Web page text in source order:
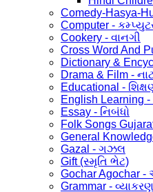
Comedy-Hasya-
Computer -
Cookery - વાનગી
Cross Word And
Dictionary &
Drama & Film -
Educational -
English Learning
Essay - નિબંધો
Folk Songs
General
Gazal - ગઝલ
Gift (સ્મૃતિ ભેટ)
Gochar Agochar -
Grammar -